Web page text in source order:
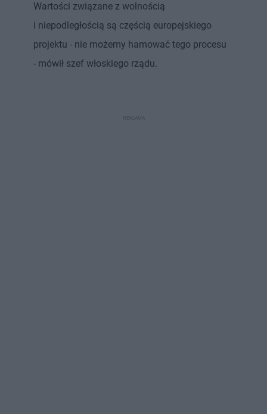
Wartości związane z wolnością
i niepodległością są częścią europejskiego
projektu - nie możemy hamować tego procesu
- mówił szef włoskiego rządu.